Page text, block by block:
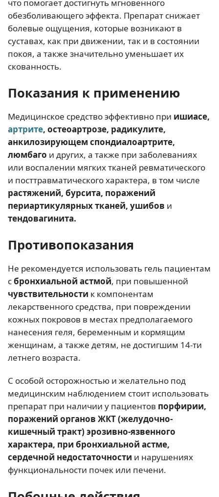
что помогает достигнуть мгновенного
обезболивающего эффекта. Препарат снижает
болевые ощущения, которые возникают в
суставах, как при движении, так и в состоянии
покоя, а также значительно уменьшает их
скованность.
Показания к применению
Медицинское средство эффективно при ишиасе,
артрите, остеоартрозе, радикулите,
анкилозирующем спондиалоартрите,
люмбаго и других, а также при заболеваниях
или воспалении мягких тканей ревматического
и посттравматического характера, в том числе
растяжений, бурсита, поражений
периартикулярных тканей, ушибов и
тендовагинита.
Противопоказания
Не рекомендуется использовать гель пациентам
сбронхиальной астмой, при повышенной
чувствительности к компонентам
лекарственного средства, при повреждении
кожных покровов в местах предполагаемого
нанесения геля, беременным и кормящим
женщинам, а также детям, не достигшим 14-ти
летнего возраста.
С особой осторожностью и желательно под
медицинским наблюдением стоит использовать
препарат при наличии у пациентов порфирии,
поражений органов ЖКТ (желудочно-
кишечный тракт) эрозивно-язвенного
характера, при бронхиальной астме,
сердечной недостаточности и нарушениях
функциональности почек или печени.